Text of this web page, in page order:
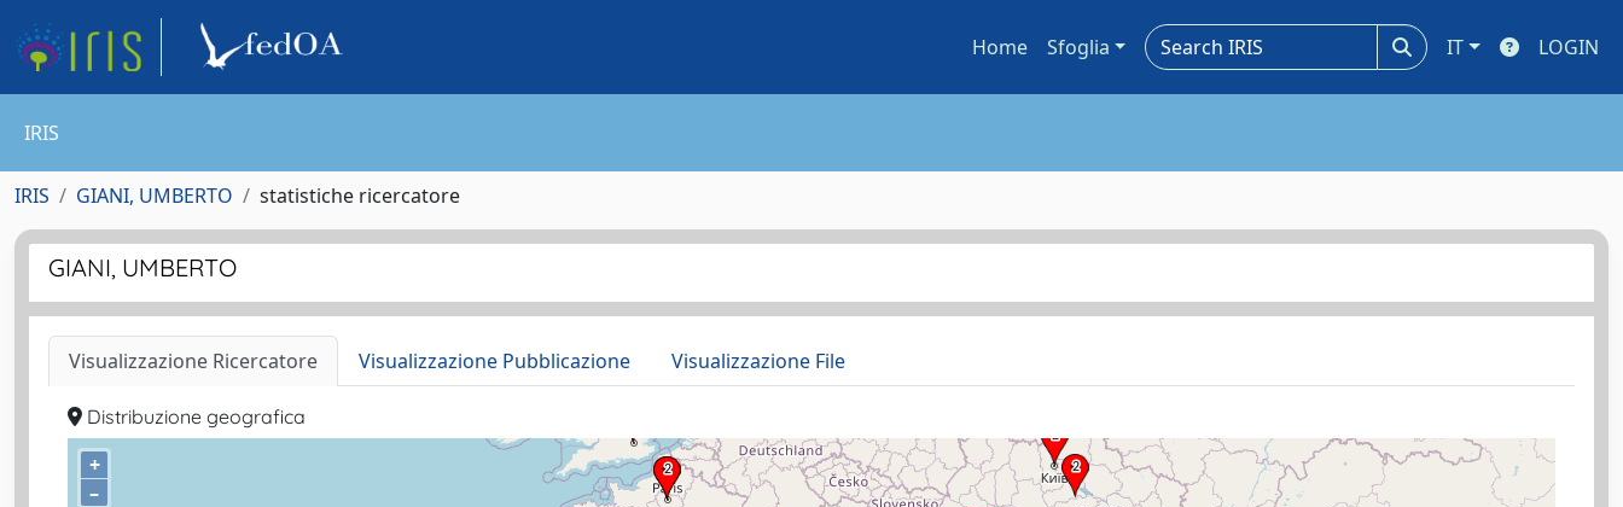
Home Sfoglia IT LOGIN
IRIS
IRIS GIANI, UMBERTO statistiche ricercatore
GIANI, UMBERTO
Visualizzazione Ricercatore Visualizzazione Pubblicazione Visualizzazione File
Distribuzione geografica
+
–